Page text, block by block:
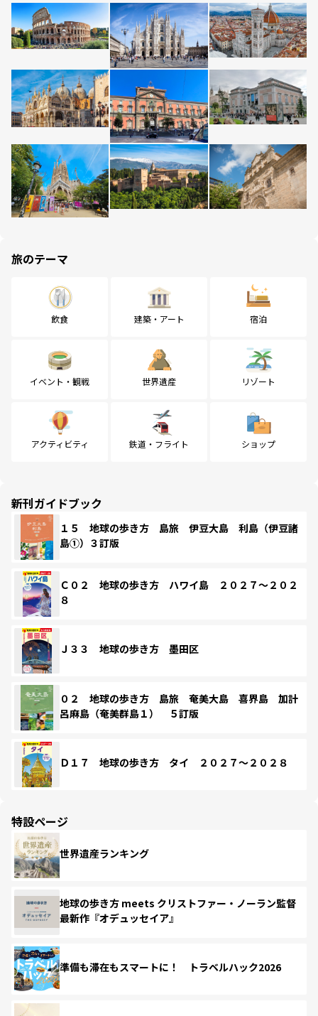
旅のテーマ
飲食 建築・アート 宿泊
イベント・観戦 世界遺産 リゾート
アクティビティ 鉄道・フライト ショップ
新刊ガイドブック
１５ 地球の歩き方 島旅 伊豆大島 利島（伊豆諸
島①）３訂版
Ｃ０２ 地球の歩き方 ハワイ島 ２０２７～２０２
８
Ｊ３３ 地球の歩き方 墨田区
０２ 地球の歩き方 島旅 奄美大島 喜界島 加計
呂麻島（奄美群島１） ５訂版
Ｄ１７ 地球の歩き方 タイ ２０２７～２０２８
特設ページ
世界遺産ランキング
地球の歩き方 meets クリストファー・ノーラン監督
最新作『オデュッセイア』
準備も滞在もスマートに！ トラベルハック2026